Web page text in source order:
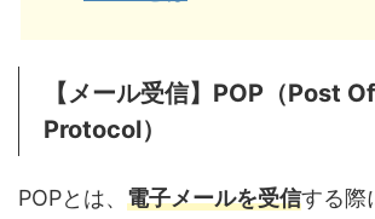
【メール受信】POP（Post
Protocol）
POPとは、 電子メールを受信する際